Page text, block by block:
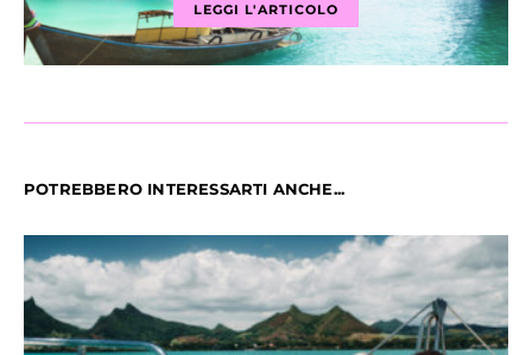
LEGGI L'ARTICOLO
POTREBBERO INTERESSARTI ANCHE...